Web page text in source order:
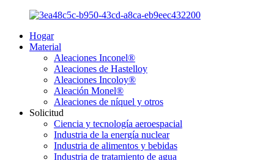
Hogar
Material
Aleaciones Inconel®
Aleaciones de Hastelloy
Aleaciones Incoloy®
Aleación Monel®
Aleaciones de níquel y otros
Solicitud
Ciencia y tecnología aeroespacial
Industria de la energía nuclear
Industria de alimentos y bebidas
Industria de tratamiento de agua